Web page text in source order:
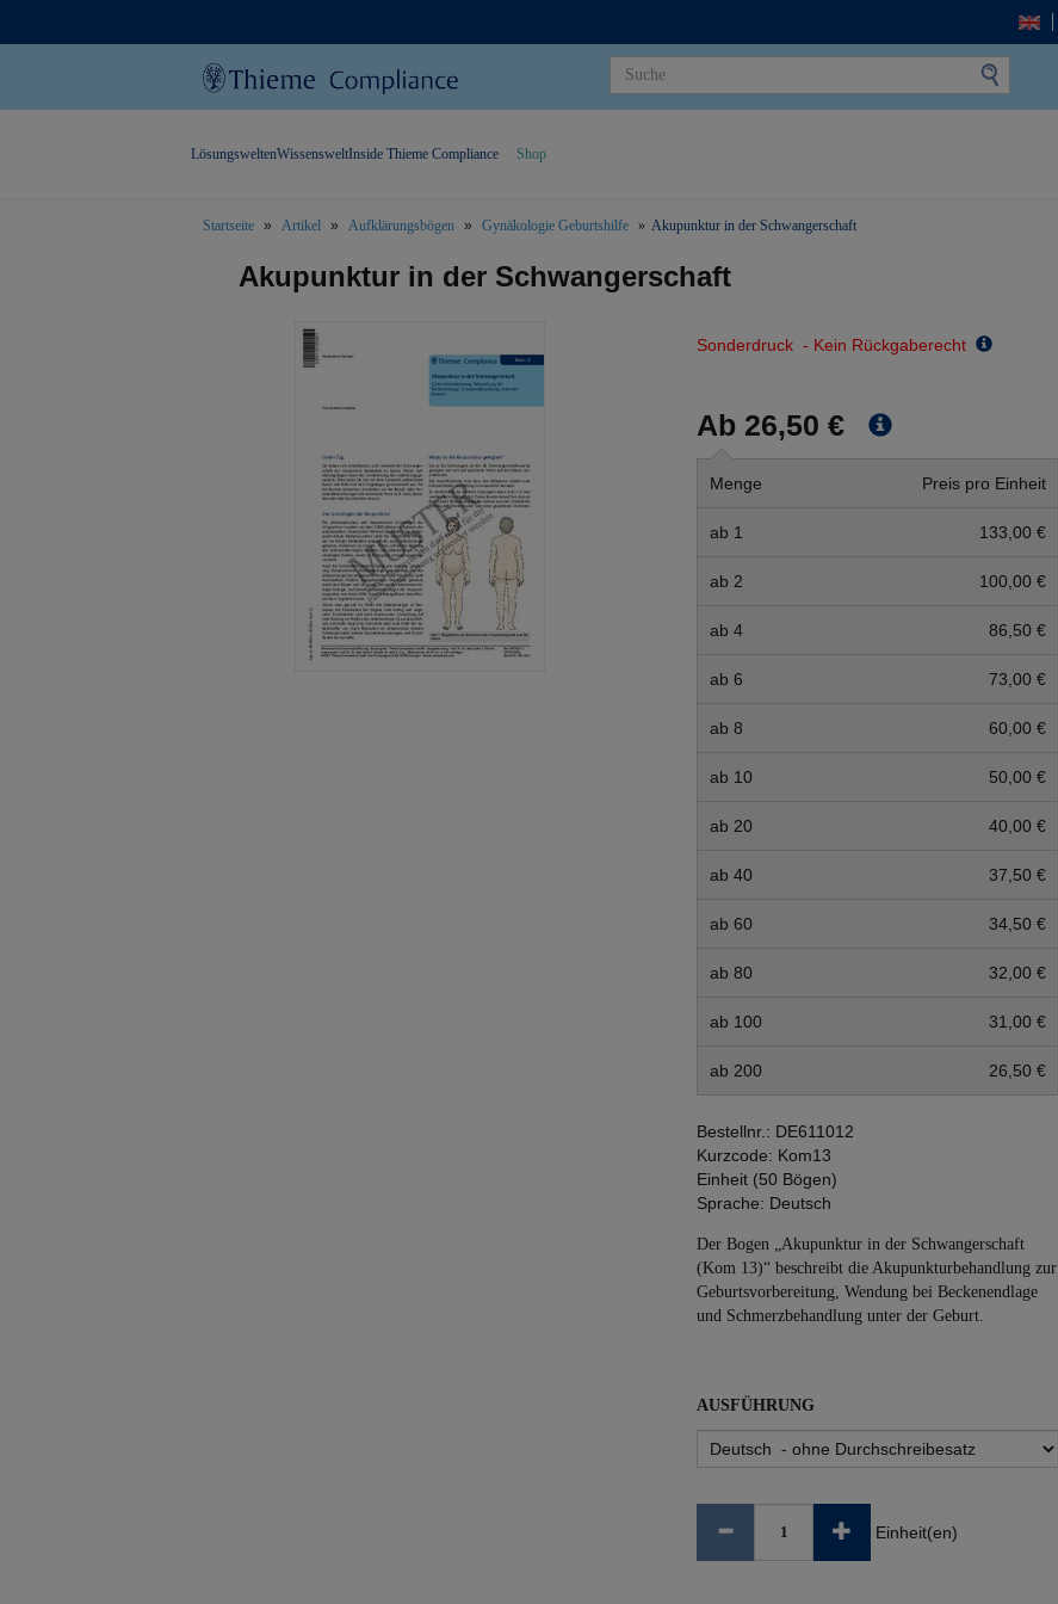
LösungsweltenWissensweltInside Thieme Compliance Shop
Startseite Artikel Aufklärungsbögen Gynäkologie Geburtshilfe Akupunktur in der Schwangerschaft
Akupunktur in der Schwangerschaft
Sonderdruck - Kein Rückgaberecht
Ab 26,50 €
Menge Preis pro Einheit
ab 1 133,00 €
ab 2 100,00 €
ab 4 86,50 €
ab 6 73,00 €
ab 8 60,00 €
ab 10 50,00 €
ab 20 40,00 €
ab 40 37,50 €
ab 60 34,50 €
ab 80 32,00 €
ab 100 31,00 €
ab 200 26,50 €
Bestellnr.: DE611012
Kurzcode: Kom13
Einheit (50 Bögen)
Sprache: Deutsch
Der Bogen „Akupunktur in der Schwangerschaft
(Kom 13)“ beschreibt die Akupunkturbehandlung zur
Geburtsvorbereitung, Wendung bei Beckenendlage
und Schmerzbehandlung unter der Geburt.
AUSFÜHRUNG
Einheit(en)